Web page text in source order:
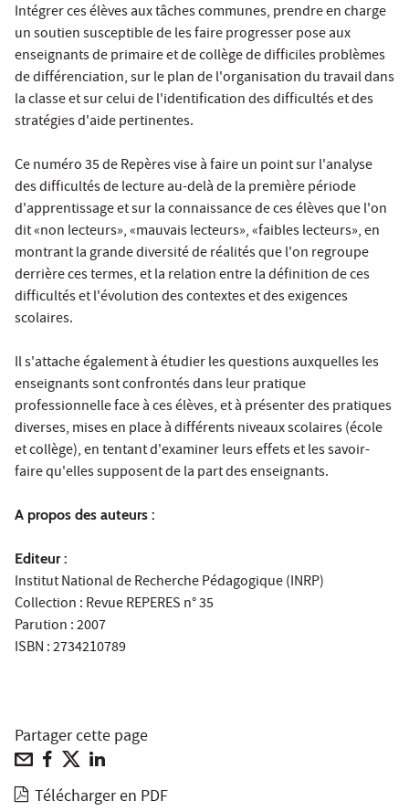
Intégrer ces élèves aux tâches communes, prendre en charge
un soutien susceptible de les faire progresser pose aux
enseignants de primaire et de collège de difficiles problèmes
de différenciation, sur le plan de l'organisation du travail dans
la classe et sur celui de l'identification des difficultés et des
stratégies d'aide pertinentes.
Ce numéro 35 de Repères vise à faire un point sur l'analyse
des difficultés de lecture au-delà de la première période
d'apprentissage et sur la connaissance de ces élèves que l'on
dit «non lecteurs», «mauvais lecteurs», «faibles lecteurs», en
montrant la grande diversité de réalités que l'on regroupe
derrière ces termes, et la relation entre la définition de ces
difficultés et l'évolution des contextes et des exigences
scolaires.
Il s'attache également à étudier les questions auxquelles les
enseignants sont confrontés dans leur pratique
professionnelle face à ces élèves, et à présenter des pratiques
diverses, mises en place à différents niveaux scolaires (école
et collège), en tentant d'examiner leurs effets et les savoir-
faire qu'elles supposent de la part des enseignants.
A propos des auteurs :
Editeur :
Institut National de Recherche Pédagogique (INRP)
Collection : Revue REPERES n° 35
Parution : 2007
ISBN :2734210789
Partager cette page
Télécharger en PDF